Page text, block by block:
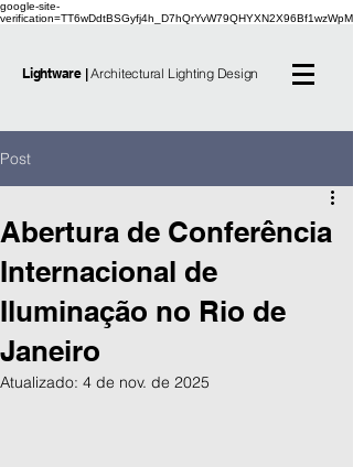
google-site-
verification=TT6wDdtBSGyfj4h_D7hQrYvW79QHYXN2X96Bf1wzWpM
Lightware |Architectural Lighting Design
Post
Abertura de Conferência
Internacional de
Iluminação no Rio de
Janeiro
Atualizado: 4 de nov. de 2025